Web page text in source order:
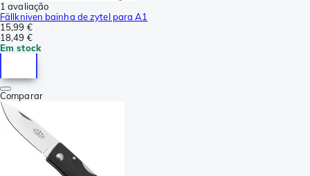
1 avaliação
Fällkniven bainha de zytel para A1
15,99 €
18,49 €
Em stock
Comparar